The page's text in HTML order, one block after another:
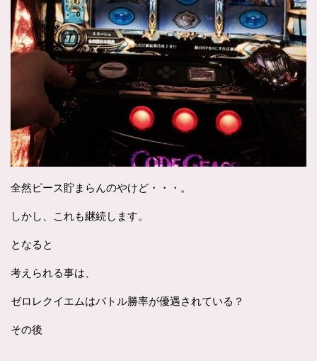
全然ピース貯まらんのやけど・・・。
しかし、これも継続します。
となると
考えられる事は、
ゼロレクイエムはバトル勝率が優遇されている？
その後